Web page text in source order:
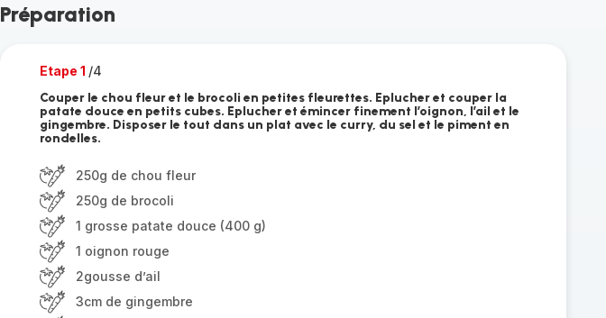
Préparation
Etape 1 /4
Couper le chou fleur et le brocoli en petites fleurettes. Eplucher et couper la
patate douce en petits cubes. Eplucher et émincer finement l’oignon, l’ail et le
gingembre. Disposer le tout dans un plat avec le curry, du sel et le piment en
rondelles.
250g de chou fleur
250g de brocoli
1 grosse patate douce (400 g)
1 oignon rouge
2gousse d’ail
3cm de gingembre